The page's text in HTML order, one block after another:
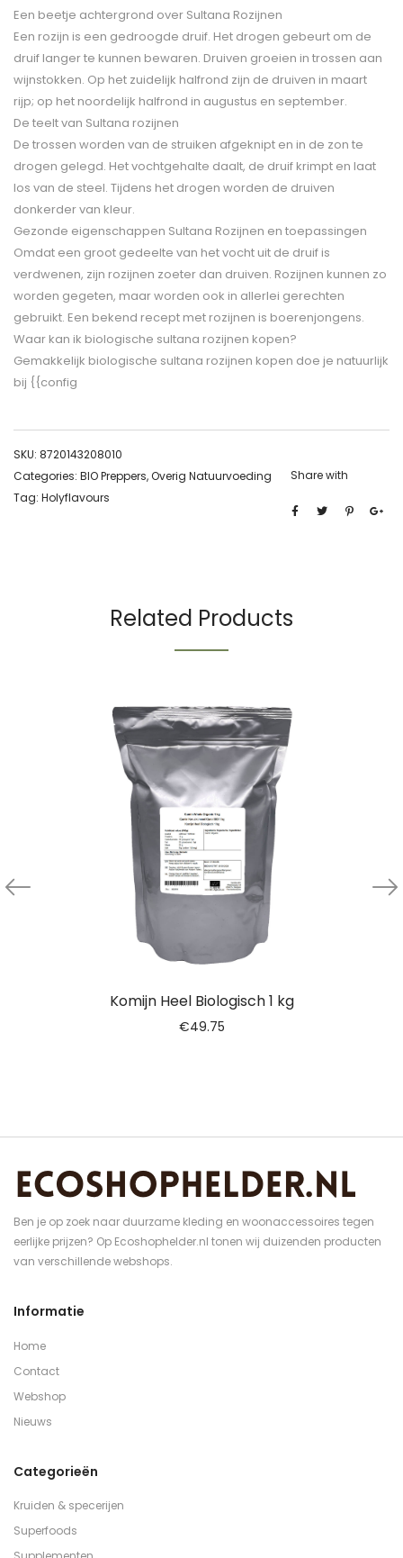
Een beetje achtergrond over Sultana Rozijnen
Een rozijn is een gedroogde druif. Het drogen gebeurt om de
druif langer te kunnen bewaren. Druiven groeien in trossen aan
wijnstokken. Op het zuidelijk halfrond zijn de druiven in maart
rijp; op het noordelijk halfrond in augustus en september.
De teelt van Sultana rozijnen
De trossen worden van de struiken afgeknipt en in de zon te
drogen gelegd. Het vochtgehalte daalt, de druif krimpt en laat
los van de steel. Tijdens het drogen worden de druiven
donkerder van kleur.
Gezonde eigenschappen Sultana Rozijnen en toepassingen
Omdat een groot gedeelte van het vocht uit de druif is
verdwenen, zijn rozijnen zoeter dan druiven. Rozijnen kunnen zo
worden gegeten, maar worden ook in allerlei gerechten
gebruikt. Een bekend recept met rozijnen is boerenjongens.
Waar kan ik biologische sultana rozijnen kopen?
Gemakkelijk biologische sultana rozijnen kopen doe je natuurlijk
bij {{config
SKU: 8720143208010
Categories: BIO Preppers,Overig Natuurvoeding
Tag: Holyflavours
Share with
Related Products
Komijn Heel Biologisch 1 kg
€49.75
Ben je op zoek naar duurzame kleding en woonaccessoires tegen
eerlijke prijzen? Op Ecoshophelder.nl tonen wij duizenden producten
van verschillende webshops.
Informatie
Home
Contact
Webshop
Nieuws
Categorieën
Kruiden & specerijen
Superfoods